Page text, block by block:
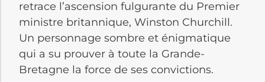
retrace l’ascension fulgurante du Premier
ministre britannique, Winston Churchill.
Un personnage sombre et énigmatique
qui a su prouver à toute la Grande-
Bretagne la force de ses convictions.